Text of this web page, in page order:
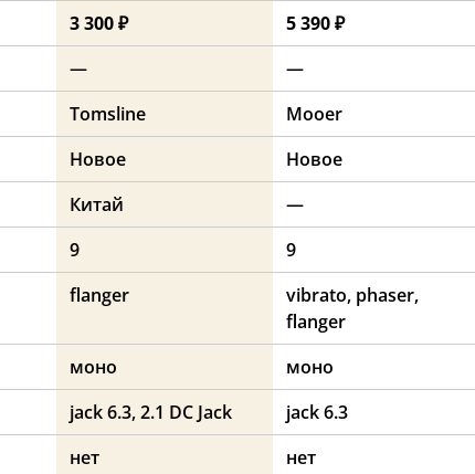
3 300 ₽ 5 390 ₽
— —
Tomsline Mooer
Новое Новое
Китай —
9 9
flanger
vibrato, phaser,
flanger
моно моно
jack 6.3, 2.1 DC Jack jack 6.3
нет нет